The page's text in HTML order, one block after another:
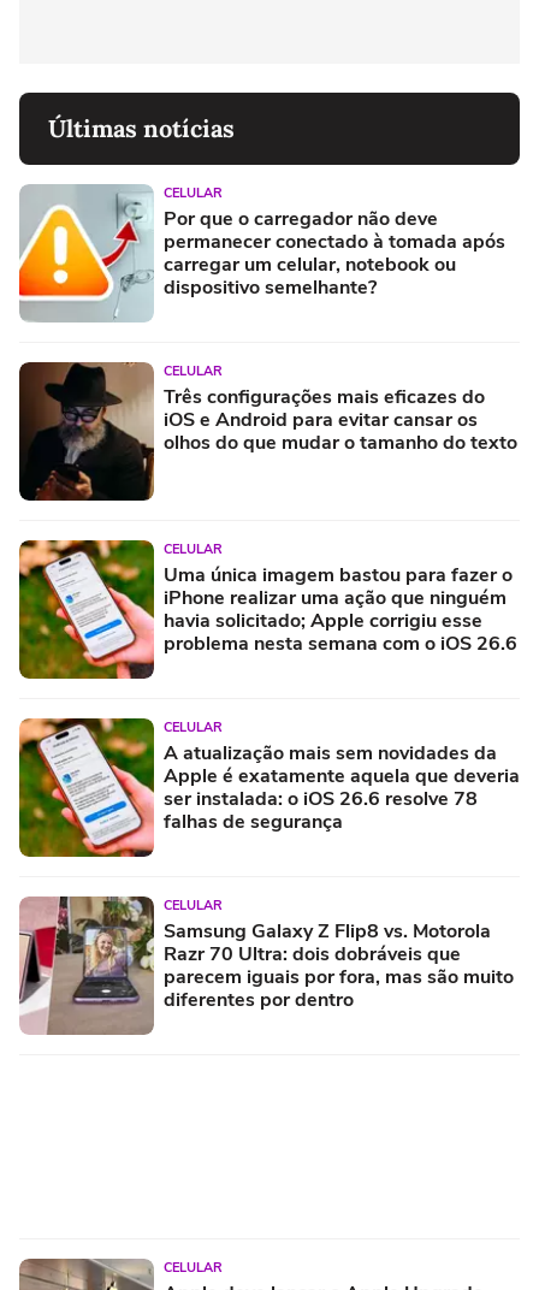
Últimas notícias
CELULAR
Por que o carregador não deve
permanecer conectado à tomada após
carregar um celular, notebook ou
dispositivo semelhante?
CELULAR
Três configurações mais eficazes do
iOS e Android para evitar cansar os
olhos do que mudar o tamanho do texto
CELULAR
Uma única imagem bastou para fazer o
iPhone realizar uma ação que ninguém
havia solicitado; Apple corrigiu esse
problema nesta semana com o iOS 26.6
CELULAR
A atualização mais sem novidades da
Apple é exatamente aquela que deveria
ser instalada: o iOS 26.6 resolve 78
falhas de segurança
CELULAR
Samsung Galaxy Z Flip8 vs. Motorola
Razr 70 Ultra: dois dobráveis que
parecem iguais por fora, mas são muito
diferentes por dentro
CELULAR